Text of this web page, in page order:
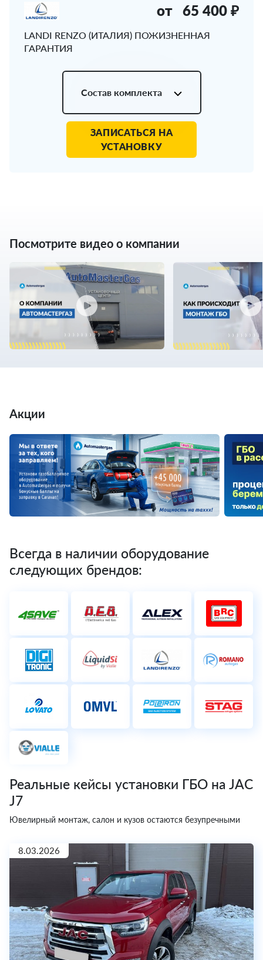
LANDI RENZO (ИТАЛИЯ) ПОЖИЗНЕННАЯ
ГАРАНТИЯ
от 65 400 ₽
Состав комплекта
ЗАПИСАТЬСЯ НА
УСТАНОВКУ
Посмотрите видео о компании
Акции
Всегда в наличии оборудование
следующих брендов:
Реальные кейсы установки ГБО на JAC
J7
Ювелирный монтаж, салон и кузов остаются безупречными
8.03.2026